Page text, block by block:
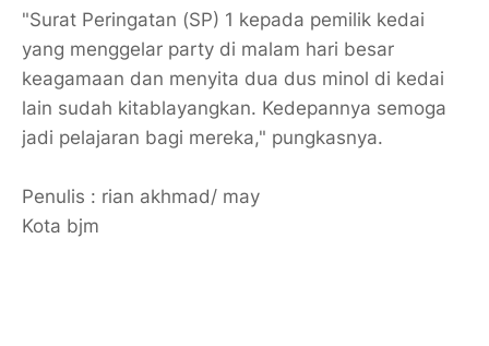
"Surat Peringatan (SP) 1 kepada pemilik kedai
yang menggelar party di malam hari besar
keagamaan dan menyita dua dus minol di kedai
lain sudah kitablayangkan. Kedepannya semoga
jadi pelajaran bagi mereka," pungkasnya.
Penulis : rian akhmad/ may
Kota bjm